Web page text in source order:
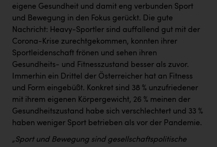
eigene Gesundheit und damit eng verbunden Sport
und Bewegung in den Fokus gerückt. Die gute
Nachricht: Heavy-Sportler sind auffallend gut mit der
Corona-Krise zurechtgekommen, konnten ihrer
Sportleidenschaft frönen und sehen ihren
Gesundheits- und Fitnesszustand besser als zuvor.
Immerhin ein Drittel der Österreicher hat an Fitness
und Form eingebüßt. Konkret sind 38 % unzufriedener
mit ihrem eigenen Körpergewicht, 26 % meinen der
Gesundheitszustand habe sich verschlechtert und 33 %
haben weniger Sport betrieben als vor der Pandemie.
„Sport und Bewegung sind gesellschaftspolitische